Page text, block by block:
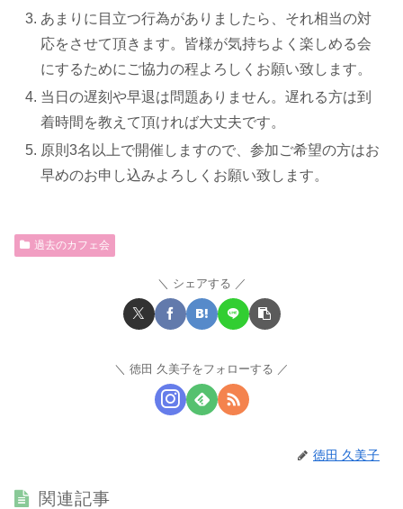
あまりに目立つ行為がありましたら、それ相当の対
応をさせて頂きます。皆様が気持ちよく楽しめる会
にするためにご協力の程よろしくお願い致します。
当日の遅刻や早退は問題ありません。遅れる方は到
着時間を教えて頂ければ大丈夫です。
原則3名以上で開催しますので、参加ご希望の方はお
早めのお申し込みよろしくお願い致します。
過去のカフェ会
シェアする
徳田 久美子をフォローする
徳田 久美子
関連記事